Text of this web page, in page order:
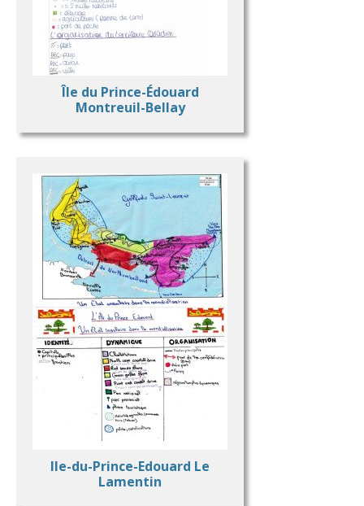
Île du Prince-Édouard
Montreuil-Bellay
Ile-du-Prince-Edouard Le
Lamentin